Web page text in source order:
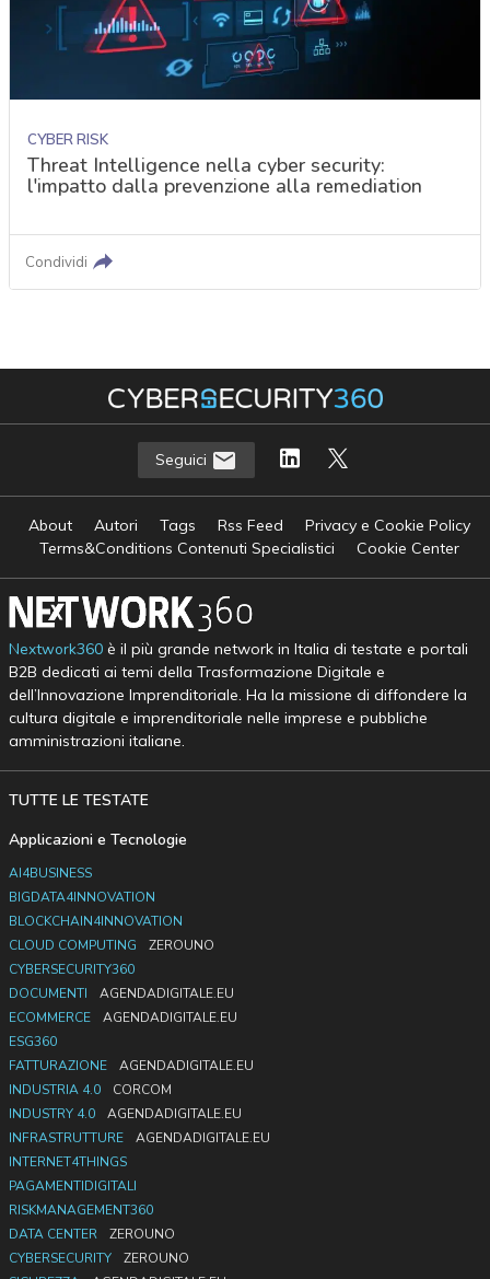
CYBER RISK
Threat Intelligence nella cyber security:
l'impatto dalla prevenzione alla remediation
Condividi
Seguici
About Autori Tags Rss Feed
Privacy e Cookie Policy
Terms&Conditions Contenuti Specialistici
Cookie Center
Nextwork360è il più grande network in Italia di testate e portali
B2B dedicati ai temi della Trasformazione Digitale e
dell’Innovazione Imprenditoriale. Ha la missione di diffondere la
cultura digitale e imprenditoriale nelle imprese e pubbliche
amministrazioni italiane.
TUTTE LE TESTATE
Applicazioni e Tecnologie
AI4BUSINESS
BIGDATA4INNOVATION
BLOCKCHAIN4INNOVATION
CLOUD COMPUTING
ZEROUNO
CYBERSECURITY360
DOCUMENTI
AGENDADIGITALE.EU
ECOMMERCE
AGENDADIGITALE.EU
ESG360
FATTURAZIONE
AGENDADIGITALE.EU
INDUSTRIA 4.0
CORCOM
INDUSTRY 4.0
AGENDADIGITALE.EU
INFRASTRUTTURE
AGENDADIGITALE.EU
INTERNET4THINGS
PAGAMENTIDIGITALI
RISKMANAGEMENT360
DATA CENTER
ZEROUNO
CYBERSECURITY
ZEROUNO